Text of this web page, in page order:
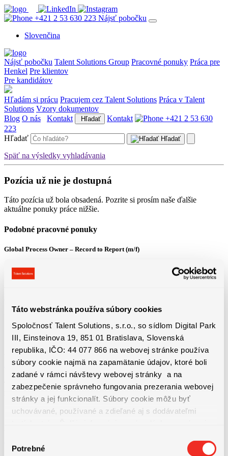
Táto webstránka používa súbory cookies
Spoločnosť Talent Solutions, s.r.o., so sídlom Digital Park
III, Einsteinova 19, 851 01 Bratislava, Slovenská
republika, IČO: 44 077 866 na webovej stránke používa
súbory cookie najmä na zapamätanie údajov, ktoré boli
zadané v rámci návštevy webovej stránky a na
zabezpečenie správneho fungovania prezerania webovej
stránky a jej funkcionalít. Súbory cookie môžu byť
uchovávané, používané a zdieľané aj s dodávateľmi
osobných údajov
súhlasu
Potrebné
+421 2 53 630 223 Nájsť pobočku
Slovenčina
Nájsť pobočku Talent Solutions Group Pracovné ponuky Práca pre
Henkel Pre klientov
Pre kandidátov
Hľadám si prácu Pracujem cez Talent Solutions Práca v Talent
Solutions Vzory dokumentov
Blog O nás Kontakt Hľadať Kontakt
+421 2 53 630
223
Hľadať
Hľadať
Späť na výsledky vyhladávania
Pozícia už nie je dostupná
Táto pozícia už bola obsadená. Pozrite si prosím naše ďalšie
aktuálne ponuky práce nižšie.
Podobné pracovné ponuky
Global Process Owner – Record to Report (m/f)
Bratislava
3800 - 4600 € + 13. plat + výkonnostný bonus
Košice
1100 - 1650 € Priemerná hrubá mzda od 1650 € (z...
Detail pracovnej ponuky
Technická údržba výrobných liniek | ubytovanie, bonusy a nadštandardné
príplatky
Bratislava